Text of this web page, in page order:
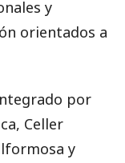
y
orientados a
por
Celler
y